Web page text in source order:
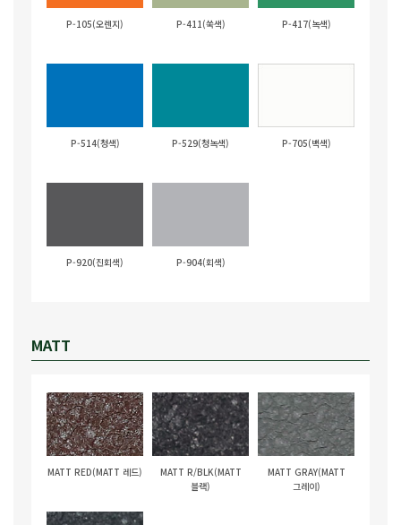
P-105(오렌지) P-411(쑥색) P-417(녹색)
P-514(청색) P-529(청녹색) P-705(백색)
P-920(진회색) P-904(회색)
MATT
MATT RED(MATT 레드)
MATT R/BLK(MATT
블랙)
MATT GRAY(MATT
그레이)